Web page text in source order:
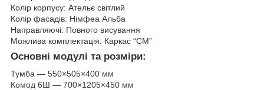
Колір корпусу: Ательє світлий
Колір фасадів: Німфеа Альба
Направляючі: Повного висування
Можлива комплектація: Каркас “СМ”
Основні модулі та розміри:
Тумба — 550×505×400 мм
Комод 6Ш — 700×1205×450 мм